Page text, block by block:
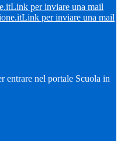
Link per inviare una mail
Link per inviare una mail
entrare nel portale Scuola in